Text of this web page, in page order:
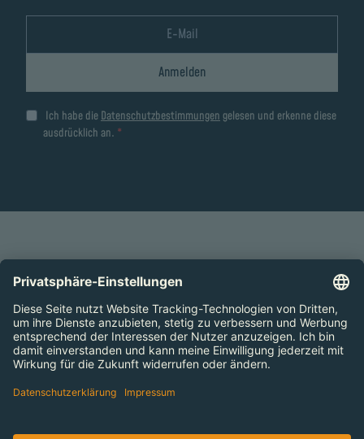
Anmelden
Ich habe die Datenschutzbestimmungen gelesen und erkenne diese
ausdrücklich an.
ZUM SEITENANFANG
Preise
Öffnungszeiten
Arbeiten im Bahia
Barrierefreiheitserklärung